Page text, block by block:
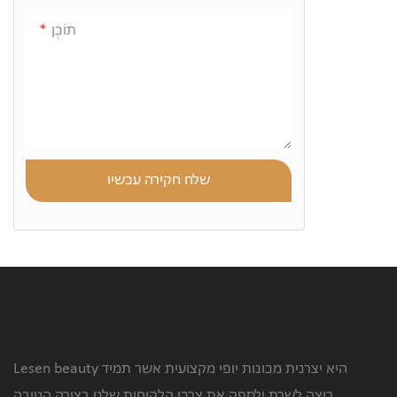
תוֹכֶן
שלח חקירה עכשיו
Lesen beauty היא יצרנית מכונות יופי מקצועית אשר תמיד